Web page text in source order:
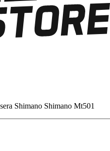
Shimano Shimano Mt501